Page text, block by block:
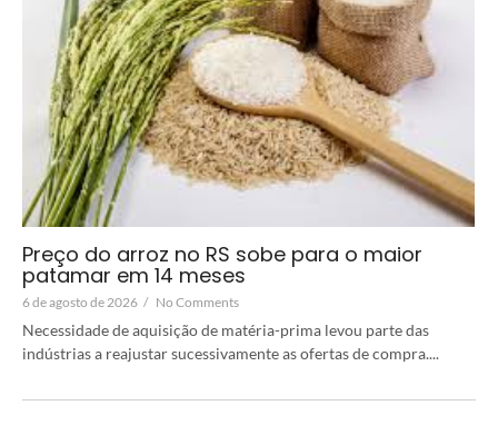
Preço do arroz no RS sobe para o maior
patamar em 14 meses
6 de agosto de 2026 / No Comments
Necessidade de aquisição de matéria-prima levou parte das
indústrias a reajustar sucessivamente as ofertas de compra....